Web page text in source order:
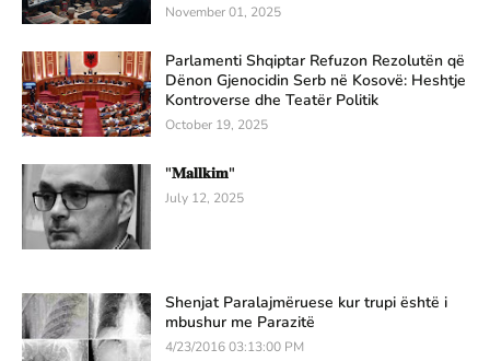
November 01, 2025
Parlamenti Shqiptar Refuzon Rezolutën që
Dënon Gjenocidin Serb në Kosovë: Heshtje
Kontroverse dhe Teatër Politik
October 19, 2025
"𝐌𝐚𝐥𝐥𝐤𝐢𝐦"
July 12, 2025
Shenjat Paralajmëruese kur trupi është i
mbushur me Parazitë
4/23/2016 03:13:00 PM